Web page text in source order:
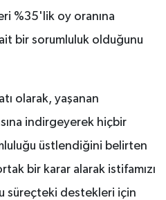
%35'lik oy oranına
bir sorumluluk olduğunu
olarak, yaşanan
indirgeyerek hiçbir
üstlendiğini belirten
bir karar alarak istifamızı
süreçteki destekleri için